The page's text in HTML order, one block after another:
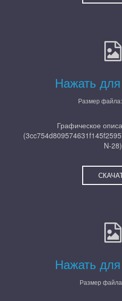
Нажать для
Размер
Графическое
N-28)
Нажать для
Размер